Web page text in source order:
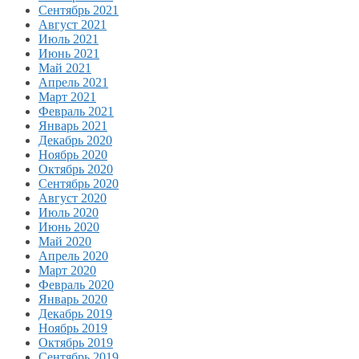
Сентябрь 2021
Август 2021
Июль 2021
Июнь 2021
Май 2021
Апрель 2021
Март 2021
Февраль 2021
Январь 2021
Декабрь 2020
Ноябрь 2020
Октябрь 2020
Сентябрь 2020
Август 2020
Июль 2020
Июнь 2020
Май 2020
Апрель 2020
Март 2020
Февраль 2020
Январь 2020
Декабрь 2019
Ноябрь 2019
Октябрь 2019